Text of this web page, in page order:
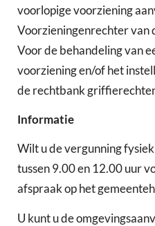
voorlopige voorziening
Voorzieningenrechter van
Voor de behandeling van
voorziening en/of het
de rechtbank
Informatie
Wilt u de vergunning
tussen 9.00 en 12.00 uur
afspraak op het
U kunt u de